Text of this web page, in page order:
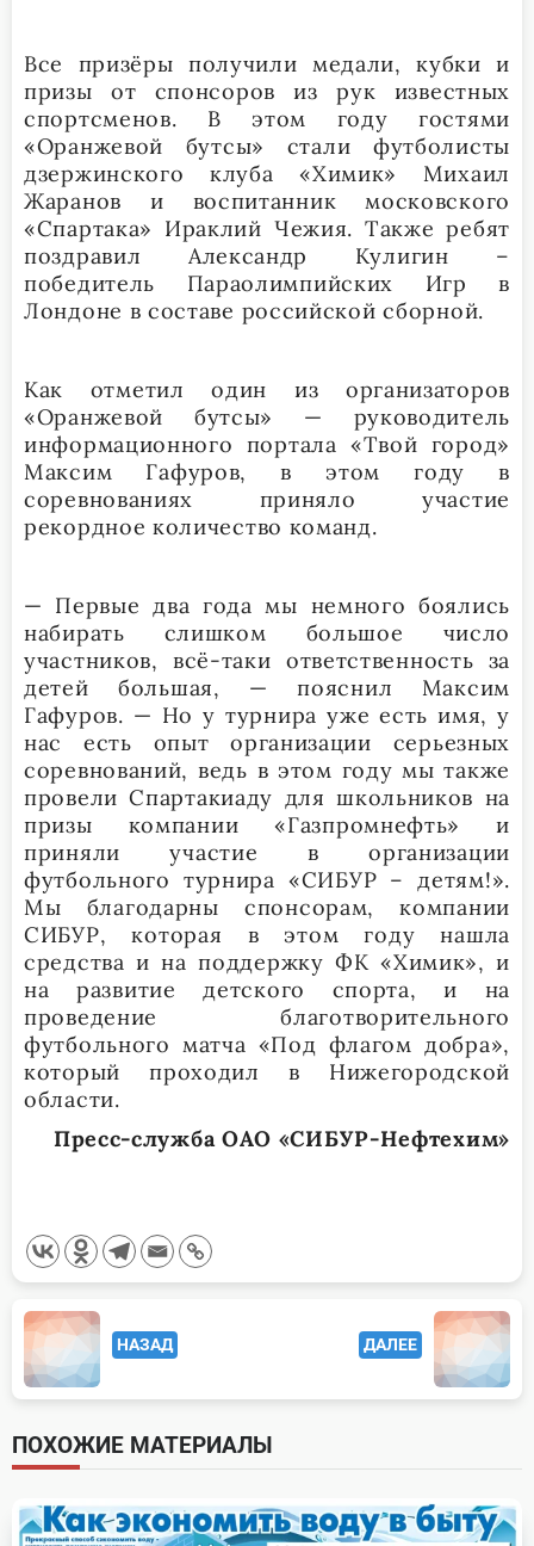
Все призёры получили медали, кубки и
призы от спонсоров из рук известных
спортсменов. В этом году гостями
«Оранжевой бутсы» стали футболисты
дзержинского клуба «Химик» Михаил
Жаранов и воспитанник московского
«Спартака» Ираклий Чежия. Также ребят
поздравил Александр Кулигин –
победитель Параолимпийских Игр в
Лондоне в составе российской сборной.
Как отметил один из организаторов
«Оранжевой бутсы» — руководитель
информационного портала «Твой город»
Максим Гафуров, в этом году в
соревнованиях приняло участие
рекордное количество команд.
— Первые два года мы немного боялись
набирать слишком большое число
участников, всё-таки ответственность за
детей большая, — пояснил Максим
Гафуров. — Но у турнира уже есть имя, у
нас есть опыт организации серьезных
соревнований, ведь в этом году мы также
провели Спартакиаду для школьников на
призы компании «Газпромнефть» и
приняли участие в организации
футбольного турнира «СИБУР – детям!».
Мы благодарны спонсорам, компании
СИБУР, которая в этом году нашла
средства и на поддержку ФК «Химик», и
на развитие детского спорта, и на
проведение благотворительного
футбольного матча «Под флагом добра»,
который проходил в Нижегородской
области.
Пресс-служба ОАО «СИБУР-Нефтехим»
<span
class="nav-
subtitle
screen-
reader-
text">Page</span>
НАЗАД ДАЛЕЕ
ПОХОЖИЕ МАТЕРИАЛЫ